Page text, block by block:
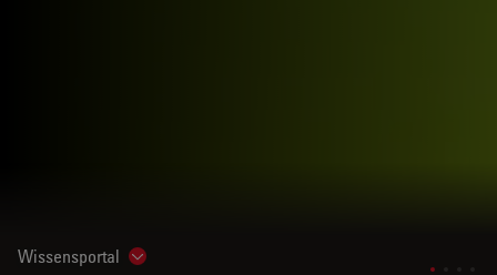
Wissensportal Show subnavigation